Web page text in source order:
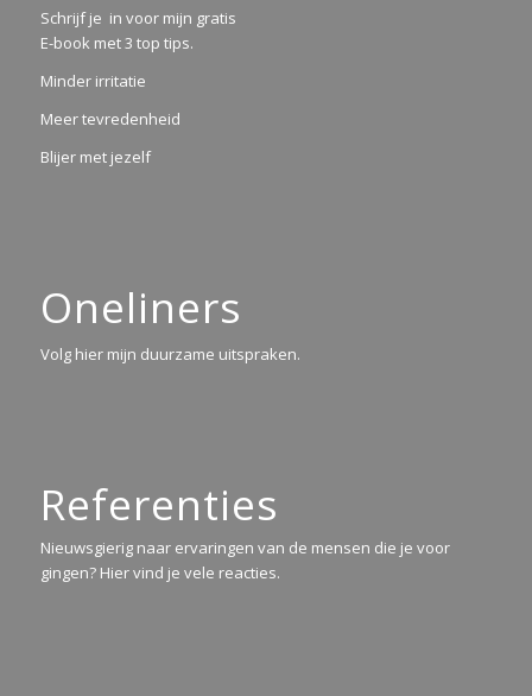
Schrijf je in voor mijn gratis
E-book met 3 top tips.
Minder irritatie
Meer tevredenheid
Blijer met jezelf
Oneliners
Volg hier mijn duurzame uitspraken.
Referenties
Nieuwsgierig naar ervaringen van de mensen die je voor
gingen? Hier vind je vele reacties.